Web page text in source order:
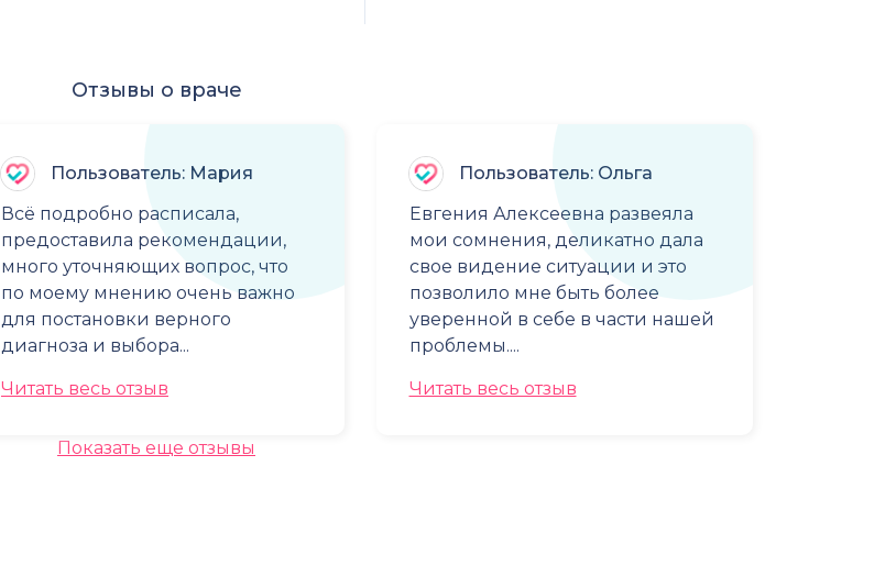
Отзывы о враче
Пользователь: Мария
Всё подробно расписала,
предоставила рекомендации,
много уточняющих вопрос, что
по моему мнению очень важно
для постановки верного
диагноза и выбора...
Читать весь отзыв
Пользователь: Ольга
Евгения Алексеевна развеяла
мои сомнения, деликатно дала
свое видение ситуации и это
позволило мне быть более
уверенной в себе в части нашей
проблемы....
Читать весь отзыв
Показать еще отзывы